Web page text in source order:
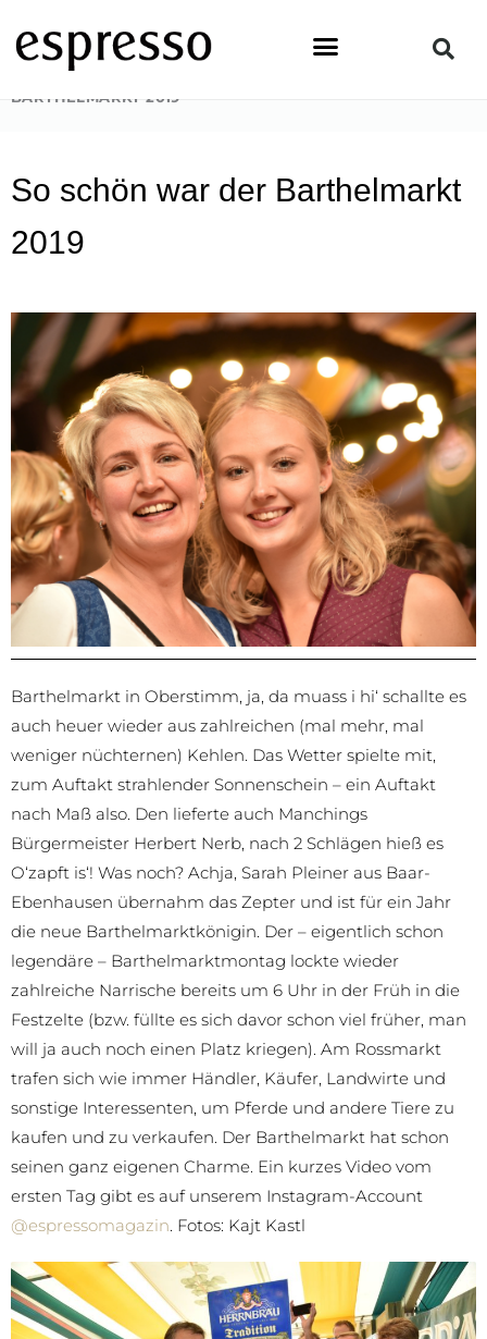
Inhalt
springen
STARTSEITE
BARTHELMARKT 2019
So schön war der Barthelmarkt
2019
Barthelmarkt in Oberstimm, ja, da muass i hi‘ schallte es
auch heuer wieder aus zahlreichen (mal mehr, mal
weniger nüchternen) Kehlen. Das Wetter spielte mit,
zum Auftakt strahlender Sonnenschein – ein Auftakt
nach Maß also. Den lieferte auch Manchings
Bürgermeister Herbert Nerb, nach 2 Schlägen hieß es
O‘zapft is‘! Was noch? Achja, Sarah Pleiner aus Baar-
Ebenhausen übernahm das Zepter und ist für ein Jahr
die neue Barthelmarktkönigin. Der – eigentlich schon
legendäre – Barthelmarktmontag lockte wieder
zahlreiche Narrische bereits um 6 Uhr in der Früh in die
Festzelte (bzw. füllte es sich davor schon viel früher, man
will ja auch noch einen Platz kriegen). Am Rossmarkt
trafen sich wie immer Händler, Käufer, Landwirte und
sonstige Interessenten, um Pferde und andere Tiere zu
kaufen und zu verkaufen. Der Barthelmarkt hat schon
seinen ganz eigenen Charme. Ein kurzes Video vom
ersten Tag gibt es auf unserem Instagram-Account
@espressomagazin. Fotos: Kajt Kastl